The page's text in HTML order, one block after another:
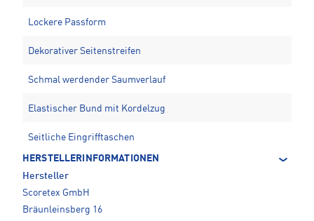
Lockere Passform
Dekorativer Seitenstreifen
Schmal werdender Saumverlauf
Elastischer Bund mit Kordelzug
Seitliche Eingrifftaschen
HERSTELLERINFORMATIONEN
Hersteller
Scoretex GmbH
Bräunleinsberg 16